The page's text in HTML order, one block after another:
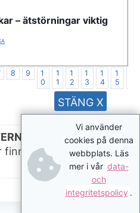
– ätstörningar viktig
8 9
1
0
1
1
1
2
1
3
1
4
1
5
Missat något i
finns de senaste
Vi använder
cookies på denna
webbplats. Läs
mer i vår data-
och
integritetspolicy .
STÄNG X